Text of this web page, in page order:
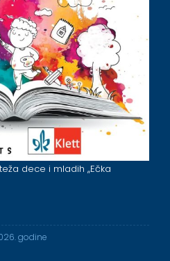
dece i mladih ,,Ečka
godine